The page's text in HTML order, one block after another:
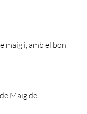
maig i, amb el bon
Maig de